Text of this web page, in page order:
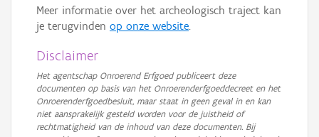
Meer informatie over het archeologisch traject kan
je terugvinden op onze website.
Disclaimer
Het agentschap Onroerend Erfgoed publiceert deze
documenten op basis van het Onroerenderfgoeddecreet en het
Onroerenderfgoedbesluit, maar staat in geen geval in en kan
niet aansprakelijk gesteld worden voor de juistheid of
rechtmatigheid van de inhoud van deze documenten. Bij